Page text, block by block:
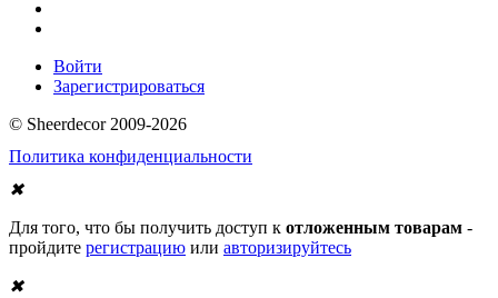
Войти
Зарегистрироваться
© Sheerdecor 2009-2026
Политика конфиденциальности
✖
Для того, что бы получить доступ к отложенным товарам -
пройдите регистрацию или авторизируйтесь
✖